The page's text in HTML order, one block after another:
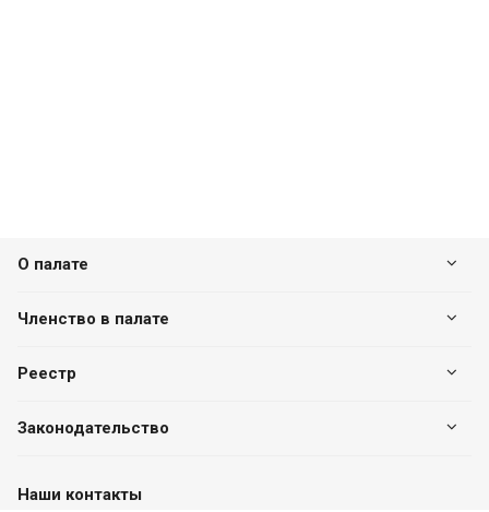
О палате
Членство в палате
Реестр
Законодательство
Наши контакты